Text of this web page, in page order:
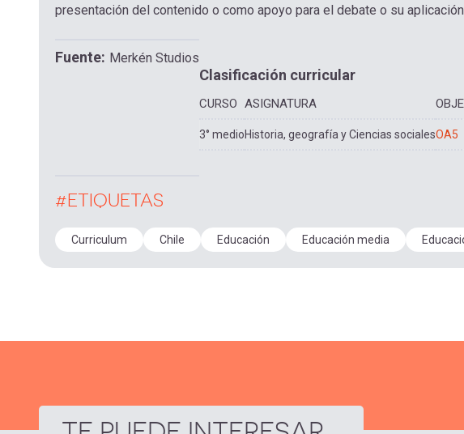
presentación del contenido o como apoyo para el debate o su
Fuente Merkén Studios
Clasificación curricular
CURSO ASIGNATURA
3° medioHistoria, geografía y Ciencias socialesOA5
#ETIQUETAS
Curriculum Chile Educación Educación media